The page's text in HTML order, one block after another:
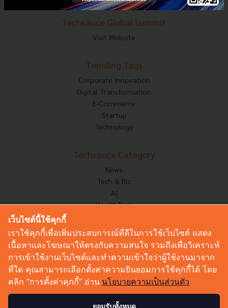
Techsauce Global Summit
Visit Website
Trending Tags
Corporate Innovation
Digital Transformation
E-Commerce
Startup
Technology
Techsauce Category
News
Tech & Biz
AI
HealthTech
Corp Innov
Saucy Thoughts
Sustainable
Videos
Podcast
เว็บไซต์นี้ใช้คุกกี้
เราใช้คุกกี้เพื่อเพิ่มประสบการณ์ที่ดีในการใช้เว็บไซต์ แสดง
เนื้อหาและโฆษณาให้ตรงกับความสนใจ รวมถึงเพื่อวิเคราะห์
การเข้าใช้งานเว็บไซต์และทำความเข้าใจว่าผู้ใช้งานมาจาก
ที่ใด คุณสามารถเลือกตั้งค่าความยินยอมการใช้คุกกี้ได้ โดย
คลิก “การตั้งค่าคุกกี้” อ่าน นโยบายความเป็นส่วนตัว
ยอมรับทั้งหมด